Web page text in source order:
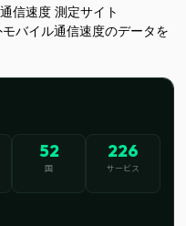
信速度 測定サイト
バイル通信速度のデータを